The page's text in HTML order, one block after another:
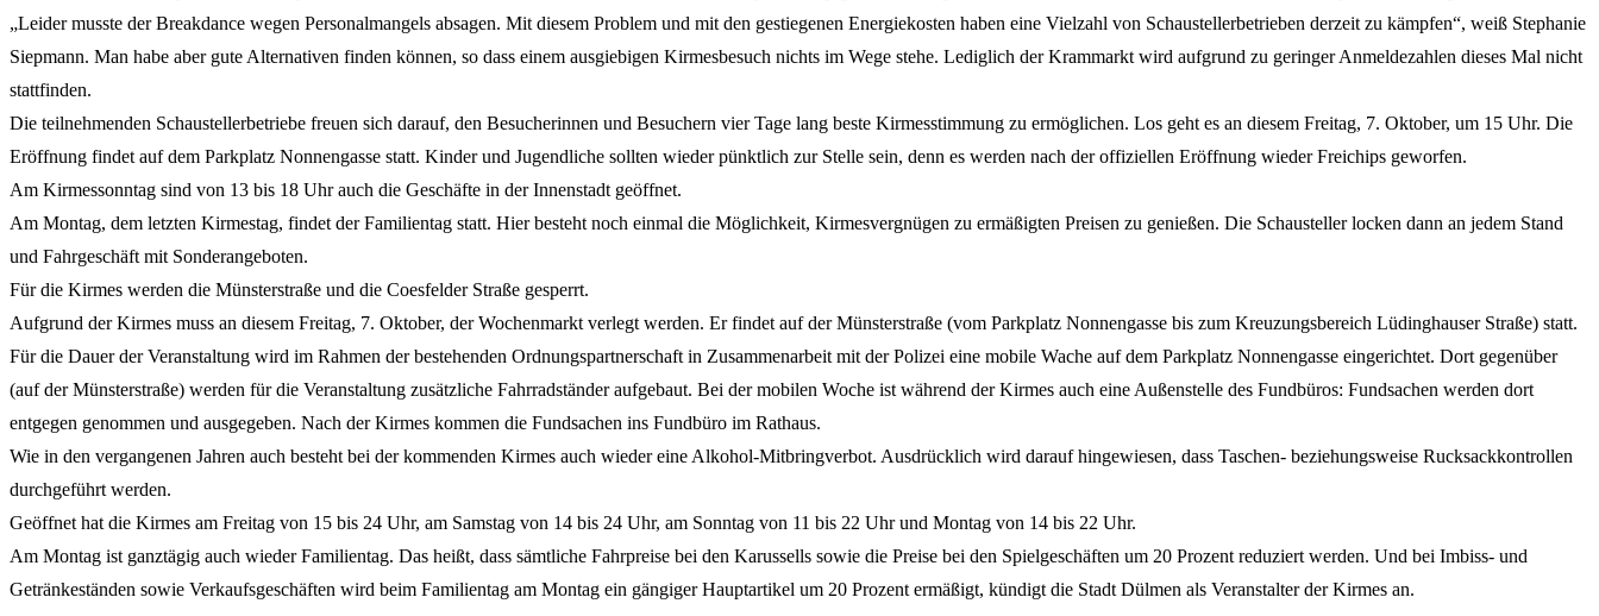
„Leider musste der Breakdance wegen Personalmangels absagen. Mit diesem Problem und mit den gestiegenen Energiekosten haben eine Vielzahl von Schaustellerbetrieben derzeit zu kämpfen“, weiß Stephanie
Siepmann. Man habe aber gute Alternativen finden können, so dass einem ausgiebigen Kirmesbesuch nichts im Wege stehe. Lediglich der Krammarkt wird aufgrund zu geringer Anmeldezahlen dieses Mal nicht
stattfinden.
Die teilnehmenden Schaustellerbetriebe freuen sich darauf, den Besucherinnen und Besuchern vier Tage lang beste Kirmesstimmung zu ermöglichen. Los geht es an diesem Freitag, 7. Oktober, um 15 Uhr. Die
Eröffnung findet auf dem Parkplatz Nonnengasse statt. Kinder und Jugendliche sollten wieder pünktlich zur Stelle sein, denn es werden nach der offiziellen Eröffnung wieder Freichips geworfen.
Am Kirmessonntag sind von 13 bis 18 Uhr auch die Geschäfte in der Innenstadt geöffnet.
Am Montag, dem letzten Kirmestag, findet der Familientag statt. Hier besteht noch einmal die Möglichkeit, Kirmesvergnügen zu ermäßigten Preisen zu genießen. Die Schausteller locken dann an jedem Stand
und Fahrgeschäft mit Sonderangeboten.
Für die Kirmes werden die Münsterstraße und die Coesfelder Straße gesperrt.
Aufgrund der Kirmes muss an diesem Freitag, 7. Oktober, der Wochenmarkt verlegt werden. Er findet auf der Münsterstraße (vom Parkplatz Nonnengasse bis zum Kreuzungsbereich Lüdinghauser Straße) statt.
Für die Dauer der Veranstaltung wird im Rahmen der bestehenden Ordnungspartnerschaft in Zusammenarbeit mit der Polizei eine mobile Wache auf dem Parkplatz Nonnengasse eingerichtet. Dort gegenüber
(auf der Münsterstraße) werden für die Veranstaltung zusätzliche Fahrradständer aufgebaut. Bei der mobilen Woche ist während der Kirmes auch eine Außenstelle des Fundbüros: Fundsachen werden dort
entgegen genommen und ausgegeben. Nach der Kirmes kommen die Fundsachen ins Fundbüro im Rathaus.
Wie in den vergangenen Jahren auch besteht bei der kommenden Kirmes auch wieder eine Alkohol-Mitbringverbot. Ausdrücklich wird darauf hingewiesen, dass Taschen- beziehungsweise Rucksackkontrollen
durchgeführt werden.
Geöffnet hat die Kirmes am Freitag von 15 bis 24 Uhr, am Samstag von 14 bis 24 Uhr, am Sonntag von 11 bis 22 Uhr und Montag von 14 bis 22 Uhr.
Am Montag ist ganztägig auch wieder Familientag. Das heißt, dass sämtliche Fahrpreise bei den Karussells sowie die Preise bei den Spielgeschäften um 20 Prozent reduziert werden. Und bei Imbiss- und
Getränkeständen sowie Verkaufsgeschäften wird beim Familientag am Montag ein gängiger Hauptartikel um 20 Prozent ermäßigt, kündigt die Stadt Dülmen als Veranstalter der Kirmes an.